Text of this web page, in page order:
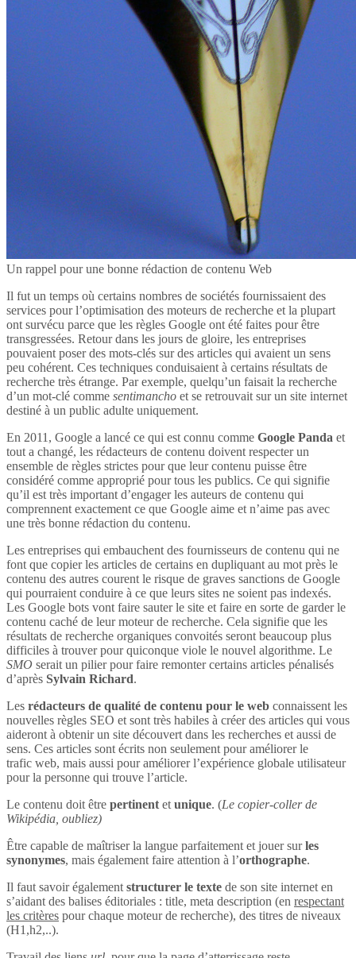
Un rappel pour une bonne rédaction de contenu Web
Il fut un temps où certains nombres de sociétés fournissaient des
services pour l’optimisation des moteurs de recherche et la plupart
ont survécu parce que les règles Google ont été faites pour être
transgressées. Retour dans les jours de gloire, les entreprises
pouvaient poser des mots-clés sur des articles qui avaient un sens
peu cohérent. Ces techniques conduisaient à certains résultats de
recherche très étrange. Par exemple, quelqu’un faisait la recherche
d’un mot-clé comme sentimancho et se retrouvait sur un site internet
destiné à un public adulte uniquement.
En 2011, Google a lancé ce qui est connu comme Google Panda et
tout a changé, les rédacteurs de contenu doivent respecter un
ensemble de règles strictes pour que leur contenu puisse être
considéré comme approprié pour tous les publics. Ce qui signifie
qu’il est très important d’engager les auteurs de contenu qui
comprennent exactement ce que Google aime et n’aime pas avec
une très bonne rédaction du contenu.
Les entreprises qui embauchent des fournisseurs de contenu qui ne
font que copier les articles de certains en dupliquant au mot près le
contenu des autres courent le risque de graves sanctions de Google
qui pourraient conduire à ce que leurs sites ne soient pas indexés.
Les Google bots vont faire sauter le site et faire en sorte de garder le
contenu caché de leur moteur de recherche. Cela signifie que les
résultats de recherche organiques convoités seront beaucoup plus
difficiles à trouver pour quiconque viole le nouvel algorithme. Le
SMO serait un pilier pour faire remonter certains articles pénalisés
d’après Sylvain Richard.
Les rédacteurs de qualité de contenu pour le web connaissent les
nouvelles règles SEO et sont très habiles à créer des articles qui vous
aideront à obtenir un site découvert dans les recherches et aussi de
sens. Ces articles sont écrits non seulement pour améliorer le
trafic web, mais aussi pour améliorer l’expérience globale utilisateur
pour la personne qui trouve l’article.
Le contenu doit être pertinent et unique. (Le copier-coller de
Wikipédia, oubliez)
Être capable de maîtriser la langue parfaitement et jouer surles
synonymes, mais également faire attention à l’orthographe.
Il faut savoir également structurer le texte de son site internet en
s’aidant des balises éditoriales : title, meta description (en respectant
les critères pour chaque moteur de recherche), des titres de niveaux
(H1,h2,..).